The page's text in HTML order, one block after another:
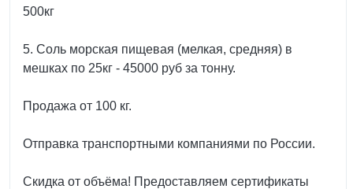
500кг
5. Cоль морская пищевая (мелкая, средняя) в
мешках по 25кг - 45000 руб за тонну.
Продажа от 100 кг.
Отправка транспортными компаниями по России.
Скидка от объёма! Предоставляем сертификаты